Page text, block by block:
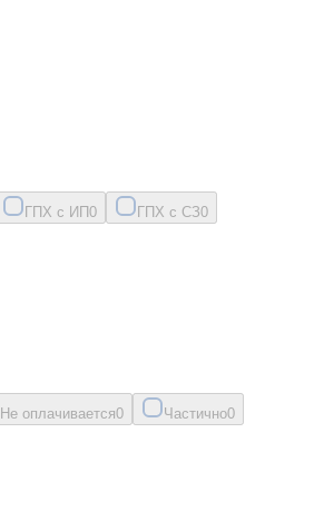
ГПХ с ИП0 ГПХ с СЗ0
Не оплачивается0 Частично0